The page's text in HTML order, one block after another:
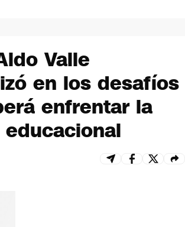
Valle
en los desafíos
enfrentar la